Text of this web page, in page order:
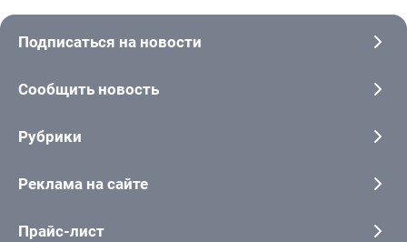
Подписаться на новости
Сообщить новость
Рубрики
Реклама на сайте
Прайс-лист